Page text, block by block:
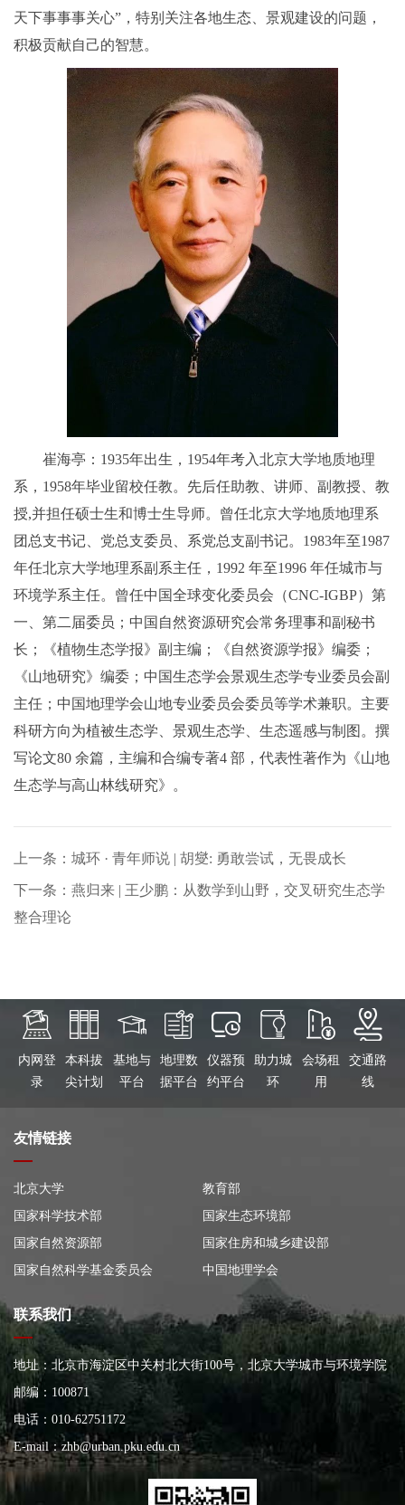
天下事事事关心”，特别关注各地生态、景观建设的问题，
积极贡献自己的智慧。
崔海亭：1935年出生，1954年考入北京大学地质地理
系，1958年毕业留校任教。先后任助教、讲师、副教授、教
授,并担任硕士生和博士生导师。曾任北京大学地质地理系
团总支书记、党总支委员、系党总支副书记。1983年至1987
年任北京大学地理系副系主任，1992 年至1996 年任城市与
环境学系主任。曾任中国全球变化委员会（CNC-IGBP）第
一、第二届委员；中国自然资源研究会常务理事和副秘书
长；《植物生态学报》副主编；《自然资源学报》编委；
《山地研究》编委；中国生态学会景观生态学专业委员会副
主任；中国地理学会山地专业委员会委员等学术兼职。主要
科研方向为植被生态学、景观生态学、生态遥感与制图。撰
写论文80 余篇，主编和合编专著4 部，代表性著作为《山地
生态学与高山林线研究》。
上一条：城环 · 青年师说 | 胡燮: 勇敢尝试，无畏成长
下一条：燕归来 | 王少鹏：从数学到山野，交叉研究生态学
整合理论
内网登
录
本科拔
尖计划
基地与
平台
地理数
据平台
仪器预
约平台
助力城
环
会场租
用
交通路
线
友情链接
北京大学
教育部
国家科学技术部
国家生态环境部
国家自然资源部
国家住房和城乡建设部
国家自然科学基金委员会
中国地理学会
联系我们
地址：北京市海淀区中关村北大街100号，北京大学城市与环境学院
大楼
邮编：100871
电话：010-62751172
E-mail：zhb@urban.pku.edu.cn